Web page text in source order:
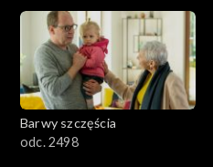
2901-3000
2801–2900
2701–2800
Barwy szczęścia
odc. 2498